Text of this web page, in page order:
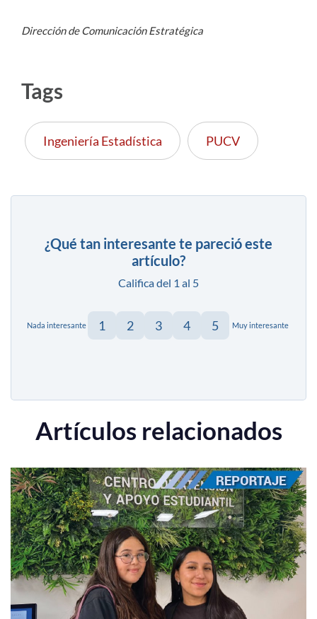
Dirección de Comunicación Estratégica
Tags
Ingeniería Estadística PUCV
¿Qué tan interesante te pareció este
artículo?
Califica del 1 al 5
Nada interesante 1 2 3 4 5 Muy interesante
Artículos relacionados